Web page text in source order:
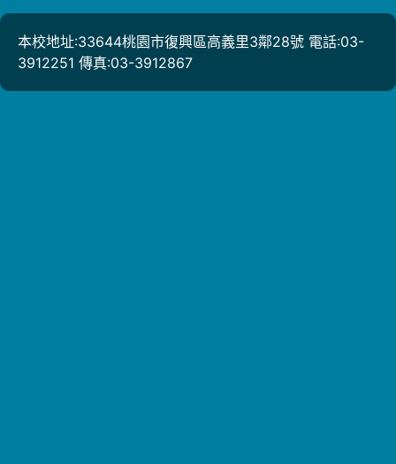
本校地址:33644桃園市復興區高義里3鄰28號 電話:03-
3912251 傳真:03-3912867